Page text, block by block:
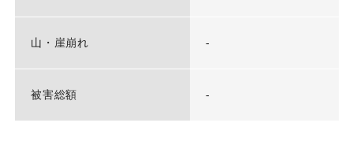
山・崖崩れ -
被害総額 -